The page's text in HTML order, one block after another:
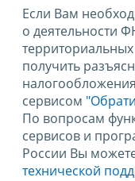
Если Вам
о деятельности
получить
сервисом
По вопросам
сервисов и
России Вы
технической